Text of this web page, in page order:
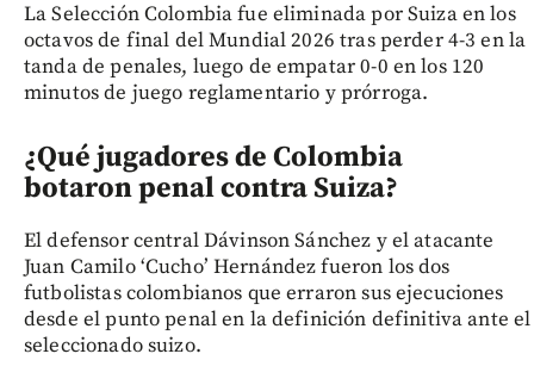
La Selección Colombia fue eliminada por Suiza en los
octavos de final del Mundial 2026 tras perder 4-3 en la
tanda de penales, luego de empatar 0-0 en los 120
minutos de juego reglamentario y prórroga.
¿Qué jugadores de Colombia
botaron penal contra Suiza?
El defensor central Dávinson Sánchez y el atacante
Juan Camilo ‘Cucho’ Hernández fueron los dos
futbolistas colombianos que erraron sus ejecuciones
desde el punto penal en la definición definitiva ante el
seleccionado suizo.